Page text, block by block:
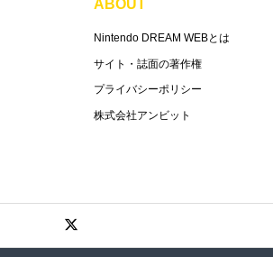
ABOUT
Nintendo DREAM WEBとは
サイト・誌面の著作権
プライバシーポリシー
株式会社アンビット